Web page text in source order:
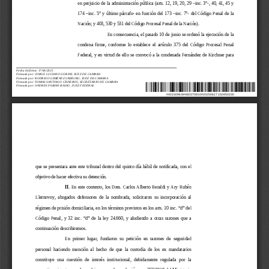
#40150968#460370810#20250617150450230
en perjuicio de la administración pública (arts. 12, 19, 20, 29 –inc. 3°-, 40, 41, 45 y
174  –inc.  5°  y  último  párrafo-  en  función  del  173  –inc.  7°-  del  Código  Penal  de  la
Nación; y 403, 530 y 531 del Código Procesal Penal de la Nación).
En consecuencia, el pasado 10 de junio se ordenó la ejecución de la
condena  firme,  conforme  lo  establece  el  artículo  375  del  Código  Procesal  Penal
Federal, y en virtud de ello se convocó a la condenada Fernández de Kirchner para
Fecha de firma: 17/06/2025
Firmado por: JORGE LUCIANO GORINI, JUEZ DE CAMARA
Firmado por: RODRIGO GIMENEZ URIBURU, JUEZ DE CAMARA
Firmado por: TOMAS SANTIAGO CISNEROS, SECRETARIO DE CAMARA
Firmado por: ANDRES FABIAN BASSO, JUEZ FEDERAL
que se presentara ante este tribunal dentro del quinto día hábil de notificada, con el
objetivo de hacer efectiva su detención.
En  este  contexto,  los  Dres.  Carlos  Alberto  Beraldi  y  Ary  Rubén
II.
Llernovoy,  abogados  defensores  de  la  nombrada,  solicitaron  su  incorporación  al
régimen de prisión domiciliaria, en los términos previstos en los arts. 10 inc. “d” del
Código  Penal,  y  32  inc.  “d”  de  la  ley  24.660,  y  aludiendo  a  otras  razones  que  a
continuación describiremos.
En  primer  lugar,  fundaron  su  petición  en  razones  de  seguridad
personal  haciendo  mención  al  hecho  de  que  la  custodia  de  los  ex  mandatarios
constituye  una  cuestión  de  interés  institucional,  debidamente  regulada  por  la